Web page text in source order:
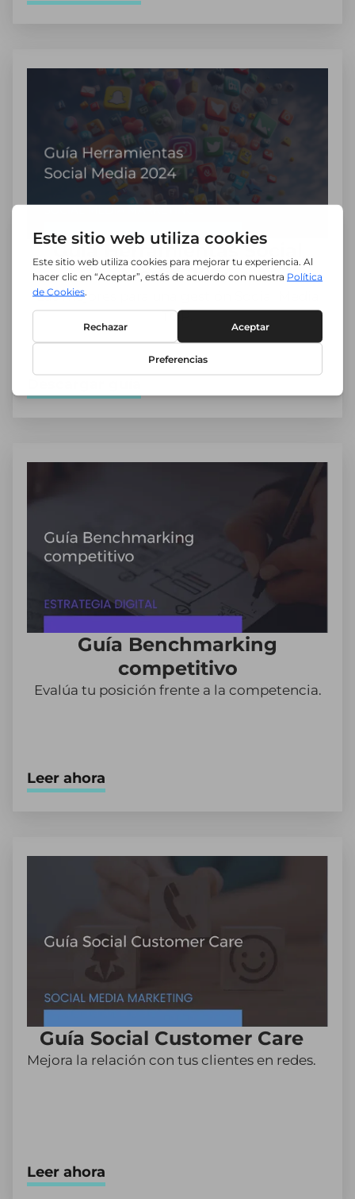
Guía Herramientas Social
Media 2024
Las mejores para una gestión Social Media
TOP.
Guía Benchmarking
competitivo
Evalúa tu posición frente a la competencia.
Leer ahora
Guía Social Customer Care
Mejora la relación con tus clientes en redes.
Leer ahora